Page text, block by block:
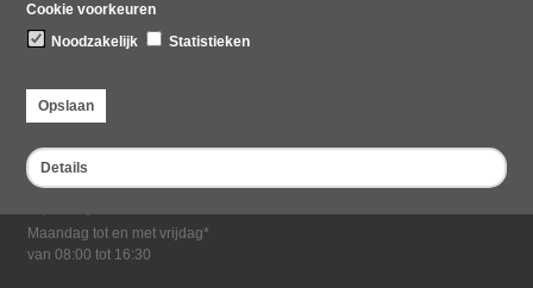
Cookie voorkeuren
Noodzakelijk
Statistieken
Opslaan
Details
Dampten 2, 1624 NR Hoorn
Postadres
Postbus 2095, 1620 EB Hoorn
Maandag tot en met vrijdag*
van 08:00 tot 16:30